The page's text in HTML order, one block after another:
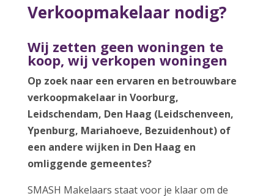
Verkoopmakelaar nodig?
Wij zetten geen woningen te
koop, wij verkopen woningen
Op zoek naar een ervaren en betrouwbare
verkoopmakelaar in Voorburg,
Leidschendam, Den Haag (Leidschenveen,
Ypenburg, Mariahoeve, Bezuidenhout) of
een andere wijken in Den Haag en
omliggende gemeentes?
SMASH Makelaars staat voor je klaar om de